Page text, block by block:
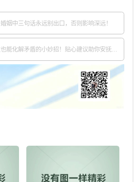
姻中三句话永远别出口，否则影响深远！
下一篇：没钱送礼物给女友也能化解矛盾的小妙招！贴心建议助你安抚女友情绪